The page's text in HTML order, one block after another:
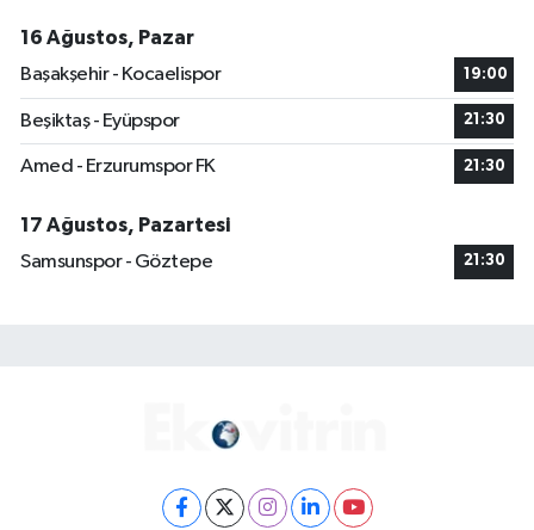
16 Ağustos, Pazar
Başakşehir - Kocaelispor
19:00
Beşiktaş - Eyüpspor 21:30
Amed - Erzurumspor FK 21:30
17 Ağustos, Pazartesi
Samsunspor - Göztepe
21:30